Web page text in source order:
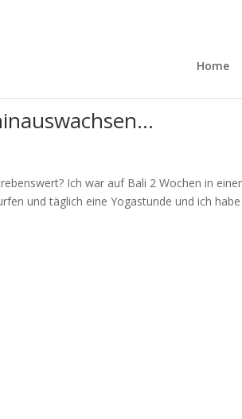
Home
Ich war auf Bali 2 Wochen in
und täglich eine Yogastunde und ich